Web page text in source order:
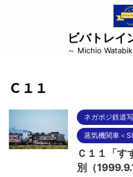
ビバトレイ
～ Michio
Ｃ１１
ネガポジ鉄道
蒸気機関車＜
Ｃ１１「す
別（